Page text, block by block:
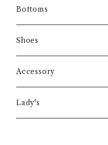
Bottoms
Shoes
Accessory
Lady's